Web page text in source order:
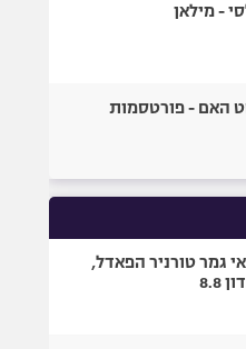
- מילאן
האם - פורטסמות
גמר טורניר הפאדל,
8.8